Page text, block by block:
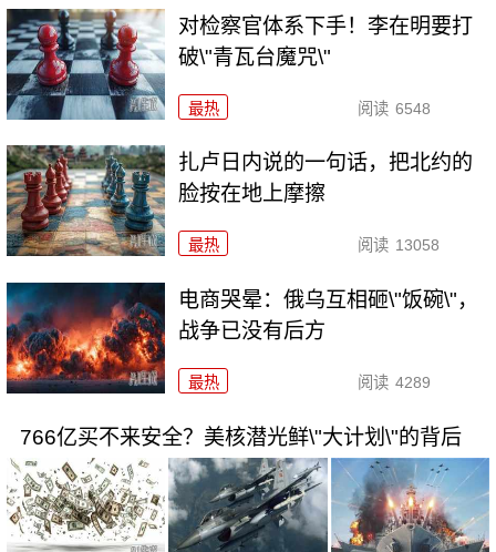
对检察官体系下手！李在明要打
破\"青瓦台魔咒\"
最热 阅读 6548
扎卢日内说的一句话，把北约的
脸按在地上摩擦
最热 阅读 13058
电商哭晕：俄乌互相砸\"饭碗\"，
战争已没有后方
最热 阅读 4289
766亿买不来安全？美核潜光鲜\"大计划\"的背后